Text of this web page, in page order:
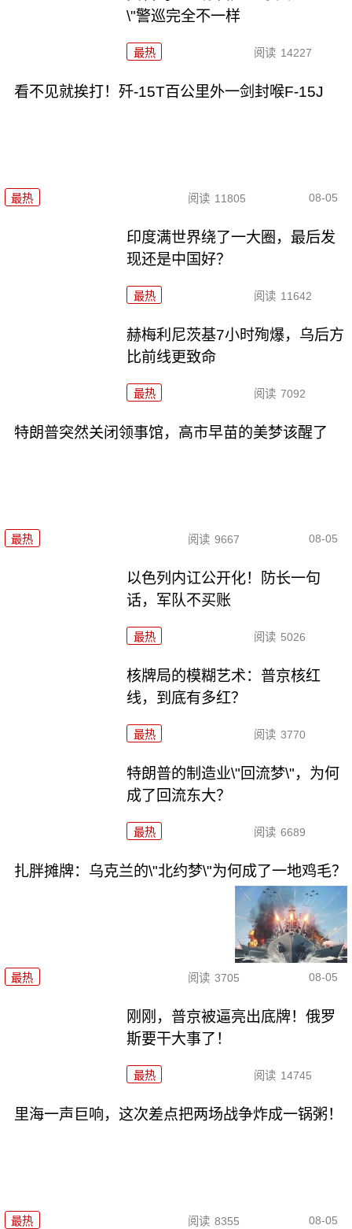
\"警巡完全不一样
最热 阅读 14227
看不见就挨打！歼-15T百公里外一剑封喉F-15J
最热 阅读 11805 08-05
印度满世界绕了一大圈，最后发
现还是中国好？
最热 阅读 11642
赫梅利尼茨基7小时殉爆，乌后方
比前线更致命
最热 阅读 7092
特朗普突然关闭领事馆，高市早苗的美梦该醒了
最热 阅读 9667 08-05
以色列内讧公开化！防长一句
话，军队不买账
最热 阅读 5026
核牌局的模糊艺术：普京核红
线，到底有多红？
最热 阅读 3770
特朗普的制造业\"回流梦\"，为何
成了回流东大？
最热 阅读 6689
扎胖摊牌：乌克兰的\"北约梦\"为何成了一地鸡毛？
最热 阅读 3705 08-05
刚刚，普京被逼亮出底牌！俄罗
斯要干大事了！
最热 阅读 14745
里海一声巨响，这次差点把两场战争炸成一锅粥！
最热 阅读 8355 08-05